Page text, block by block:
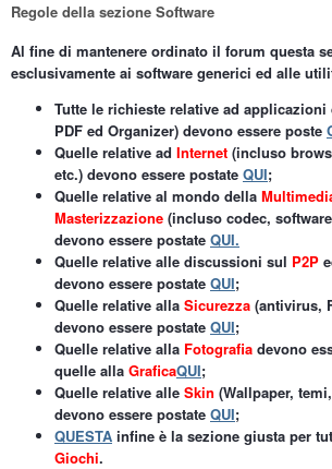
Regole della sezione Software
Al fine di mantenere ordinato il forum questa
esclusivamente ai software generici ed alle
Tutte le richieste relative ad
PDF ed Organizer) devono essere poste
Quelle relative ad Internet (incluso
etc.) devono essere postate QUI;
Quelle relative al mondo della
Masterizzazione (incluso codec,
devono essere postate QUI.
Quelle relative alle discussioni sul P2P
devono essere postate QUI;
Quelle relative alla Sicurezza (antivirus,
devono essere postate QUI;
Quelle relative alla Fotografia devono
quelle alla GraficaQUI;
Quelle relative alle Skin (Wallpaper,
devono essere postate QUI;
QUESTA infine è la sezione giusta per
Giochi.